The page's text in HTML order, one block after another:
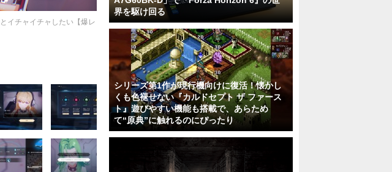
イチャイチャしたい【爆レ
界を駆け回る
シリーズ第1作が現行機向けに復活！懐かし
くも色褪せない『カルドセプト ザ ファース
ト』遊びやすい機能も搭載で、あらため
て“原典”に触れるのにぴったり